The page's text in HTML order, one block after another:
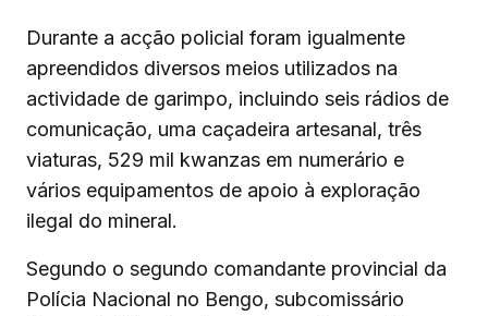
Durante a acção policial foram igualmente
apreendidos diversos meios utilizados na
actividade de garimpo, incluindo seis rádios de
comunicação, uma caçadeira artesanal, três
viaturas, 529 mil kwanzas em numerário e
vários equipamentos de apoio à exploração
ilegal do mineral.
Segundo o segundo comandante provincial da
Polícia Nacional no Bengo, subcomissário